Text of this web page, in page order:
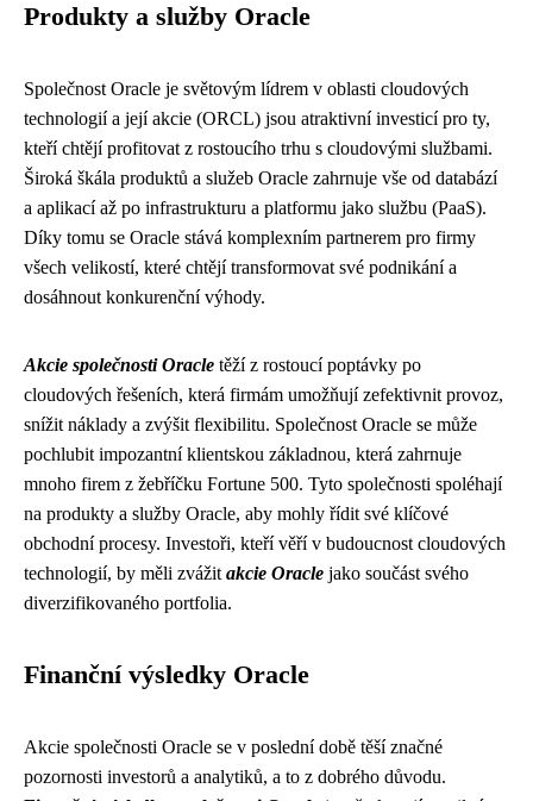
Produkty a služby Oracle
Společnost Oracle je světovým lídrem v oblasti cloudových
technologií a její akcie (ORCL) jsou atraktivní investicí pro ty,
kteří chtějí profitovat z rostoucího trhu s cloudovými službami.
Široká škála produktů a služeb Oracle zahrnuje vše od databází
a aplikací až po infrastrukturu a platformu jako službu (PaaS).
Díky tomu se Oracle stává komplexním partnerem pro firmy
všech velikostí, které chtějí transformovat své podnikání a
dosáhnout konkurenční výhody.
Akcie společnosti Oracle těží z rostoucí poptávky po
cloudových řešeních, která firmám umožňují zefektivnit provoz,
snížit náklady a zvýšit flexibilitu. Společnost Oracle se může
pochlubit impozantní klientskou základnou, která zahrnuje
mnoho firem z žebříčku Fortune 500. Tyto společnosti spoléhají
na produkty a služby Oracle, aby mohly řídit své klíčové
obchodní procesy. Investoři, kteří věří v budoucnost cloudových
technologií, by měli zvážit akcie Oracle jako součást svého
diverzifikovaného portfolia.
Finanční výsledky Oracle
Akcie společnosti Oracle se v poslední době těší značné
pozornosti investorů a analytiků, a to z dobrého důvodu.